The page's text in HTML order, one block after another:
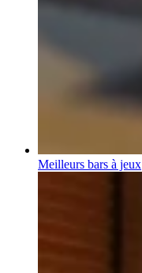
Meilleurs bars à jeux